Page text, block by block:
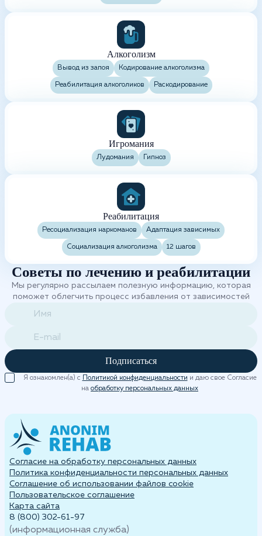
Алкоголизм
Вывод из запоя Кодирование алкоголизма
Реабилитация алкоголиков Раскодирование
Игромания
Лудомания Гипноз
Реабилитация
Ресоциализация наркоманов Адаптация зависимых
Социализация алкоголизма 12 шагов
Советы по лечению и реабилитации
Мы регулярно рассылаем полезную информацию, которая
поможет облегчить процесс избавления от зависимостей
Подписаться
Я ознакомлен(а) с Политикой конфиденциальности и даю свое Согласие
на обработку персональных данных
Согласие на обработку персональных данных
Политика конфиденциальности персональных данных
Cоглашение об использовании файлов cookie
Пользовательское соглашение
Карта сайта
8 (800) 302-61-97
(информационная служба)